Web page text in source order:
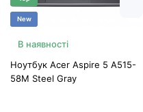
New
В наявності
Ноутбук Acer Aspire 5 A515-
58M Steel Gray